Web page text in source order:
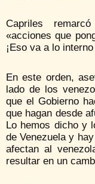
Capriles
«acciones que
¡Eso va a lo
En este orden,
lado de los
que el Gobierno
que hagan desde
Lo hemos dicho y
de Venezuela y
afectan al
resultar en un